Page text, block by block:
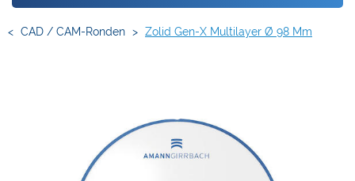
< CAD / CAM-Ronden > Zolid Gen-X Multilayer Ø 98 Mm